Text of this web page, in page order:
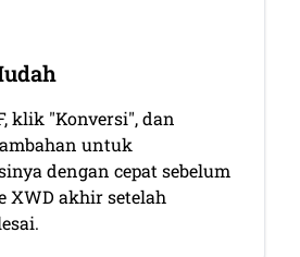
klik "Konversi", dan
untuk
dengan cepat sebelum
XWD akhir setelah